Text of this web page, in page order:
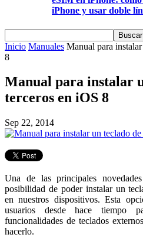
iPhone y usar doble
Inicio Manuales Manual para
8
Manual para instalar
terceros en iOS 8
Sep 22, 2014
Una de las principales
posibilidad de poder instalar un
en nuestros dispositivos. Esta
usuarios desde hace tiempo
funcionalidades de teclados
hacerlo.